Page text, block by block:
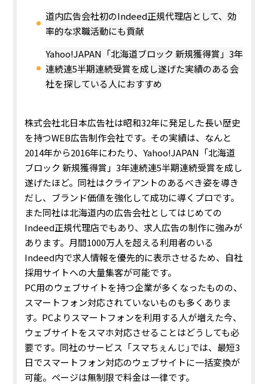
道内広告会社初のIndeed正規代理店として、効
率的な求職活動にも貢献
Yahoo!JAPAN「北海道ブロック 新規獲得賞」3年
連続連5半期連続受賞を成し遂げた実績のある会
社を探している人におすすめ
株式会社北日本広告社は昭和32年に発足した長い歴史
を持つWEB広告制作会社です。その実績は、なんと
2014年から2016年にわたり、Yahoo!JAPAN「北海道
ブロック 新規獲得賞」3年連続連5半期連続受賞を成し
遂げたほど。同社はクライアントのあるべき姿を導き
だし、ブランド価値を強化して成功に導くプロです。
また同社は北海道内の広告会社としてはじめての
Indeed正規代理店でもあり、求人広告の制作に強みが
あります。月間1000万人を超える利用者のいる
Indeed内で求人情報を優先的に表示させるため、自社
採用サイトへの大量集客が可能です。
PC用のウェブサイトを持つ企業が多くなったものの、
スマートフォン対応されていないものも多くありま
す。PCよりスマートフォンを利用する人が増えた今、
ウェブサイトをスマホ対応させることはどうしても必
要です。同社のサービス「スマちぇんじ｣では、最短3
日でスマートフォン対応のウェブサイトに一括変換が
可能。ページは無制限で料金は一律です。